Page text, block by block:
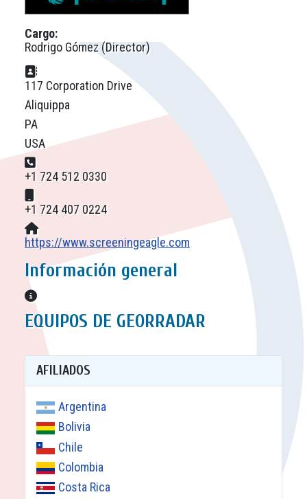
Cargo:
Rodrigo Gómez (Director)
Dirección postal:
117 Corporation Drive
Aliquippa
PA
USA
Teléfono:
+1 724 512 0330
Móvil:
+1 724 407 0224
Sitio web:
https://www.screeningeagle.com
Información general
Información general
EQUIPOS DE GEORRADAR
AFILIADOS
Argentina
Bolivia
Chile
Colombia
Costa Rica